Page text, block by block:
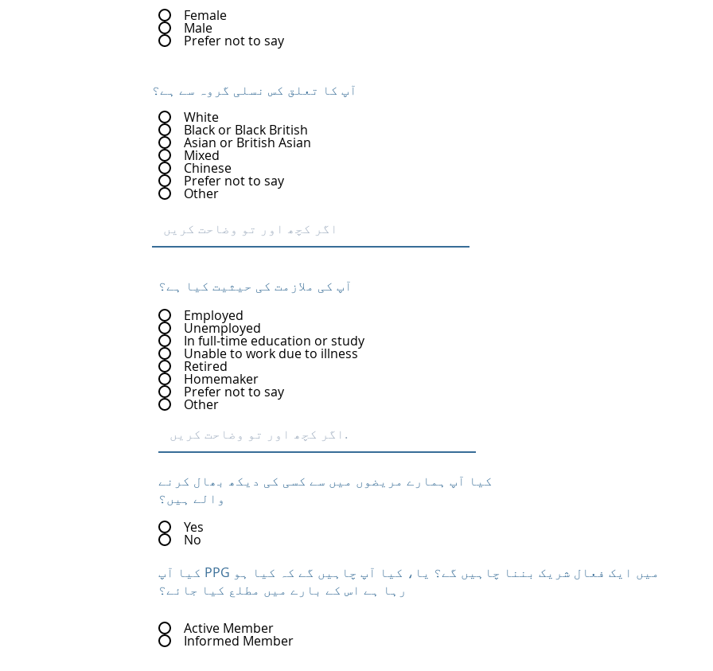
Female
Male
Prefer not to say
آپ کا تعلق کس نسلی گروہ سے ہے؟
White
Black or Black British
Asian or British Asian
Mixed
Chinese
Prefer not to say
Other
آپ کی ملازمت کی حیثیت کیا ہے؟
Employed
Unemployed
In full-time education or study
Unable to work due to illness
Retired
Homemaker
Prefer not to say
Other
کیا آپ ہمارے مریضوں میں سے کسی کی دیکھ بھال کرنے
والے ہیں؟
Yes
No
کیا آپ PPG میں ایک فعال شریک بننا چاہیں گے؟ یا، کیا آپ چاہیں گے کہ کیا ہو
رہا ہے اس کے بارے میں مطلع کیا جائے؟
Active Member
Informed Member